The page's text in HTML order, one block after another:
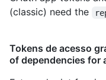
(classic) need the
Tokens de acesso
of dependencies for